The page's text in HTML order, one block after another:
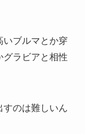
いブルマとか穿
グラビアと相性
すのは難しいん